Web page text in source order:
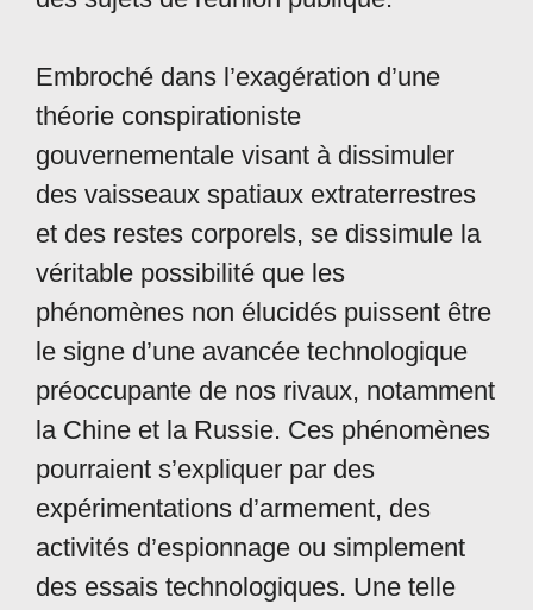
Embroché dans l’exagération d’une
théorie conspirationiste
gouvernementale visant à dissimuler
des vaisseaux spatiaux extraterrestres
et des restes corporels, se dissimule la
véritable possibilité que les
phénomènes non élucidés puissent être
le signe d’une avancée technologique
préoccupante de nos rivaux, notamment
la Chine et la Russie. Ces phénomènes
pourraient s’expliquer par des
expérimentations d’armement, des
activités d’espionnage ou simplement
des essais technologiques. Une telle